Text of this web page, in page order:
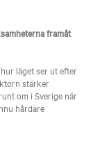
framåt
läget ser ut efter
stärker
om i Sverige när
hårdare